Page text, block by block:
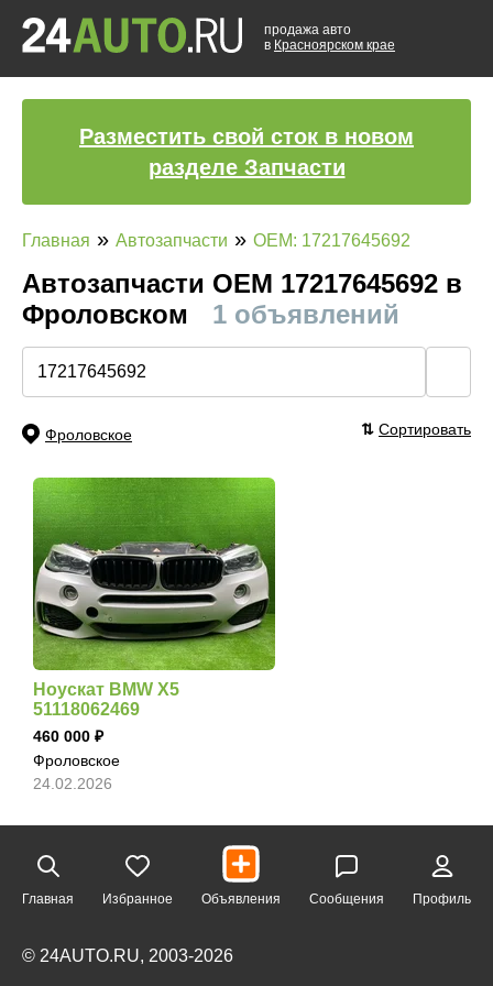
продажа авто
в Красноярском крае
Разместить свой сток в новом
разделе Запчасти
Главная » Автозапчасти » OEM: 17217645692
Автозапчасти ОЕМ 17217645692 в
Фроловском
1 объявлений
Фроловское ⇅ Сортировать
Ноускат BMW X5
51118062469
460 000
Фроловское
24.02.2026
Главная Избранное Объявления Сообщения Профиль
© 24AUTO.RU, 2003-2026